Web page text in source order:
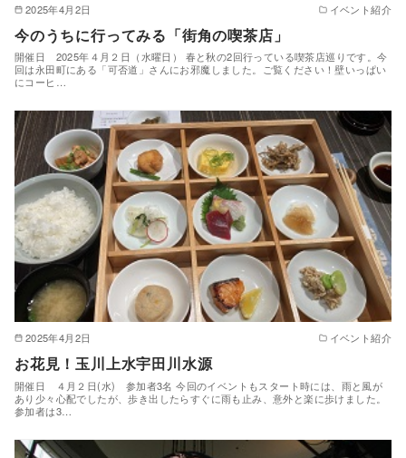
2025年4月2日 イベント紹介
今のうちに行ってみる「街角の喫茶店」
開催日 2025年４月２日（水曜日） 春と秋の2回行っている喫茶店巡りです。今
回は永田町にある「可否道」さんにお邪魔しました。ご覧ください！壁いっぱい
にコーヒ…
2025年4月2日 イベント紹介
お花見！玉川上水宇田川水源
開催日 ４月２日(水) 参加者3名 今回のイベントもスタート時には、雨と風が
あり少々心配でしたが、歩き出したらすぐに雨も止み、意外と楽に歩けました。
参加者は3…